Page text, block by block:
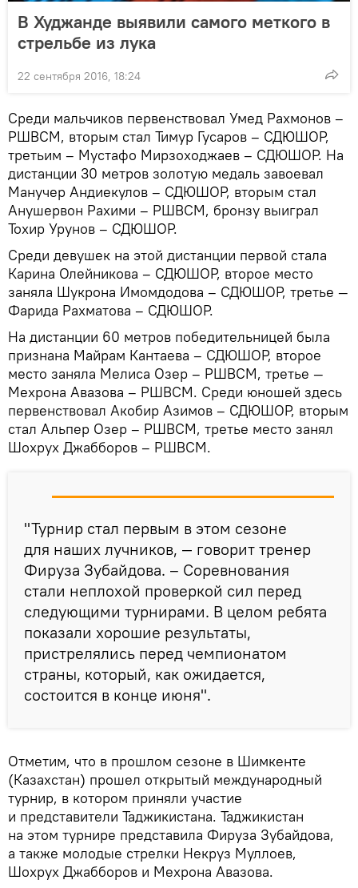
В Худжанде выявили самого меткого в
стрельбе из лука
22 сентября 2016, 18:24
Среди мальчиков первенствовал Умед Рахмонов –
РШВСМ, вторым стал Тимур Гусаров – СДЮШОР,
третьим – Мустафо Мирзоходжаев – СДЮШОР. На
дистанции 30 метров золотую медаль завоевал
Манучер Андиекулов – СДЮШОР, вторым стал
Анушервон Рахими – РШВСМ, бронзу выиграл
Тохир Урунов – СДЮШОР.
Среди девушек на этой дистанции первой стала
Карина Олейникова – СДЮШОР, второе место
заняла Шукрона Имомдодова – СДЮШОР, третье —
Фарида Рахматова – СДЮШОР.
На дистанции 60 метров победительницей была
признана Майрам Кантаева – СДЮШОР, второе
место заняла Мелиса Озер – РШВСМ, третье —
Мехрона Авазова – РШВСМ. Среди юношей здесь
первенствовал Акобир Азимов – СДЮШОР, вторым
стал Альпер Озер – РШВСМ, третье место занял
Шохрух Джабборов – РШВСМ.
"Турнир стал первым в этом сезоне
для наших лучников, — говорит тренер
Фируза Зубайдова. – Соревнования
стали неплохой проверкой сил перед
следующими турнирами. В целом ребята
показали хорошие результаты,
пристрелялись перед чемпионатом
страны, который, как ожидается,
состоится в конце июня".
Отметим, что в прошлом сезоне в Шимкенте
(Казахстан) прошел открытый международный
турнир, в котором приняли участие
и представители Таджикистана. Таджикистан
на этом турнире представила Фируза Зубайдова,
а также молодые стрелки Некруз Муллоев,
Шохрух Джабборов и Мехрона Авазова.